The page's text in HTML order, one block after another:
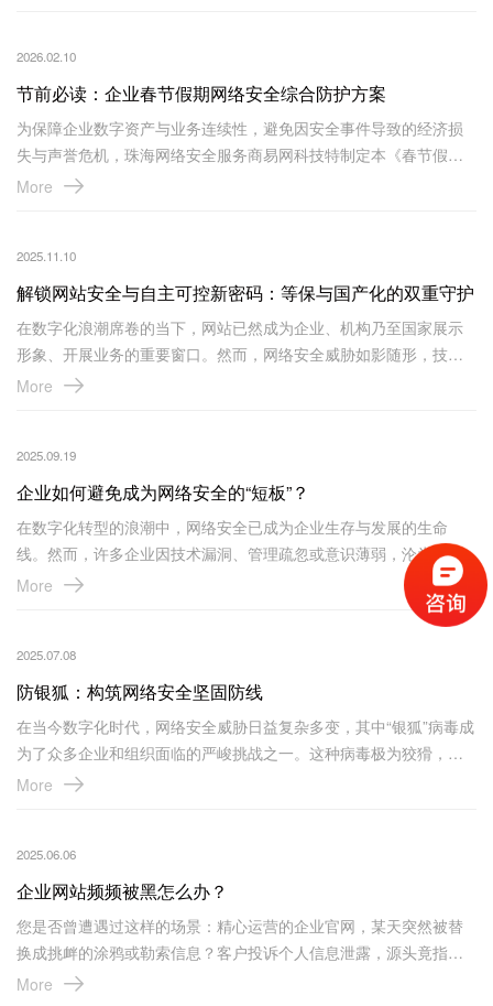
牌形象受损。
2026.02.10
节前必读：企业春节假期网络安全综合防护方案
为保障企业数字资产与业务连续性，避免因安全事件导致的经济损
失与声誉危机，珠海网络安全服务商易网科技特制定本《春节假期
网络安全综合防护方案》。本方案遵循“预防为主、纵深防御、快速
More
2025.11.10
解锁网站安全与自主可控新密码：等保与国产化的双重守护
在数字化浪潮席卷的当下，网站已然成为企业、机构乃至国家展示
形象、开展业务的重要窗口。然而，网络安全威胁如影随形，技术
依赖风险也日益凸显。在这样的大环境下，网站等保和网站国产化
More
2025.09.19
企业如何避免成为网络安全的“短板”？
在数字化转型的浪潮中，网络安全已成为企业生存与发展的生命
线。然而，许多企业因技术漏洞、管理疏忽或意识薄弱，沦为网络
攻击的“短板”。如何筑牢安全防线？需从技术、管理、文化三维度构
More
2025.07.08
防银狐：构筑网络安全坚固防线
在当今数字化时代，网络安全威胁日益复杂多变，其中“银狐”病毒成
为了众多企业和组织面临的严峻挑战之一。这种病毒极为狡猾，擅
长伪装成常用工具，并借助聊天软件广泛传播。其母体文件以及释
More
2025.06.06
企业网站频频被黑怎么办？
您是否曾遭遇过这样的场景：精心运营的企业官网，某天突然被替
换成挑衅的涂鸦或勒索信息？客户投诉个人信息泄露，源头竟指向
您的网站数据库？搜索引擎将您的网站标记为“危险站点”，流量瞬间
More